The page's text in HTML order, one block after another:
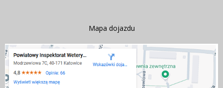
Mapa dojazdu